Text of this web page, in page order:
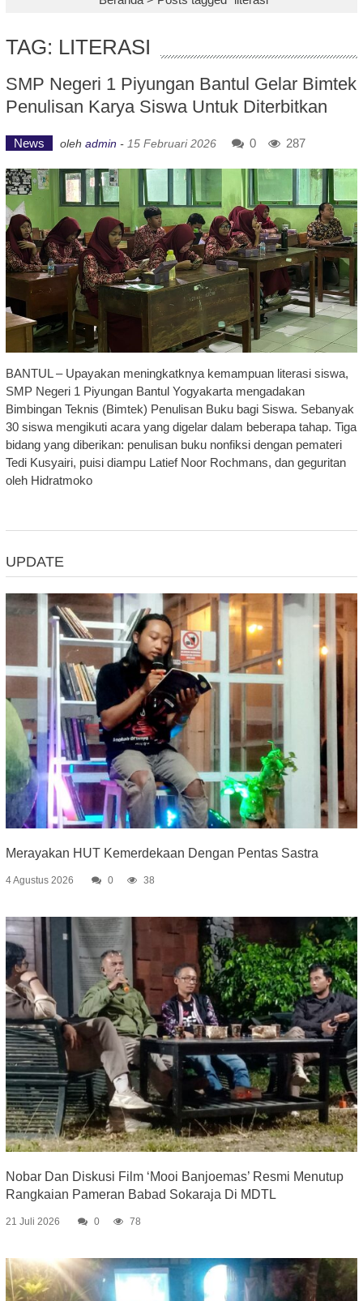
TAG: LITERASI
SMP Negeri 1 Piyungan Bantul Gelar Bimtek
Penulisan Karya Siswa Untuk Diterbitkan
News oleh admin - 15 Februari 2026 0 287
BANTUL – Upayakan meningkatknya kemampuan literasi siswa,
SMP Negeri 1 Piyungan Bantul Yogyakarta mengadakan
Bimbingan Teknis (Bimtek) Penulisan Buku bagi Siswa. Sebanyak
30 siswa mengikuti acara yang digelar dalam beberapa tahap. Tiga
bidang yang diberikan: penulisan buku nonfiksi dengan pemateri
Tedi Kusyairi, puisi diampu Latief Noor Rochmans, dan geguritan
oleh Hidratmoko
UPDATE
Merayakan HUT Kemerdekaan Dengan Pentas Sastra
4 Agustus 2026 0 38
Nobar Dan Diskusi Film ‘Mooi Banjoemas’ Resmi Menutup
Rangkaian Pameran Babad Sokaraja Di MDTL
21 Juli 2026 0 78